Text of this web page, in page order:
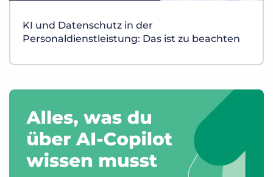
KI und Datenschutz in der
Personaldienstleistung: Das ist zu beachten